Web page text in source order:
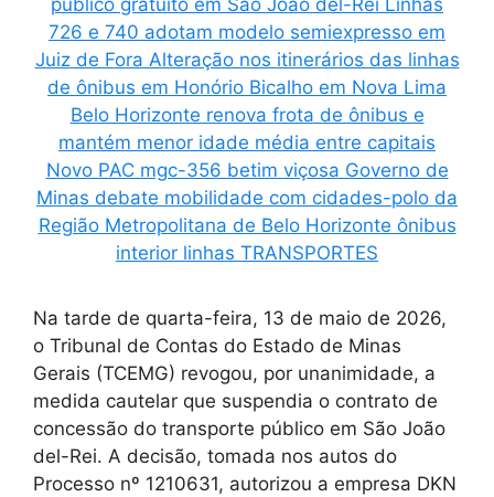
Na tarde de quarta-feira, 13 de maio de 2026,
o Tribunal de Contas do Estado de Minas
Gerais (TCEMG) revogou, por unanimidade, a
medida cautelar que suspendia o contrato de
concessão do transporte público em São João
del-Rei. A decisão, tomada nos autos do
Processo nº 1210631, autorizou a empresa DKN